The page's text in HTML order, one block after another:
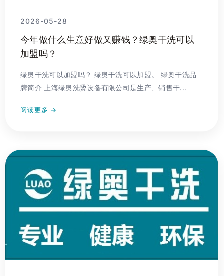
2026-05-28
今年做什么生意好做又赚钱？绿奥干洗可以
加盟吗？
绿奥干洗可以加盟吗？ 绿奥干洗可以加盟。 绿奥干洗品
牌简介 上海绿奥洗烫设备有限公司是生产、销售干...
阅读更多 →